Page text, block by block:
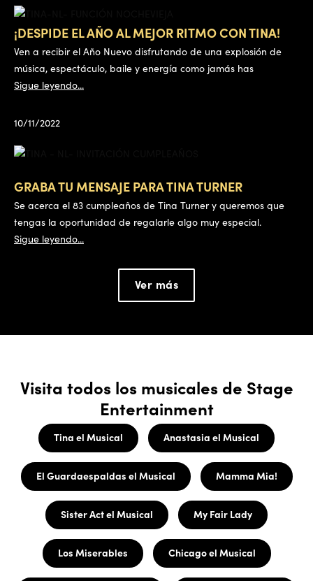
¡DESPIDE EL AÑO AL MEJOR RITMO CON TINA!
Ven a recibir el Año Nuevo disfrutando de una explosión de
música, espectáculo, baile y energía como jamás has
Sigue leyendo...
10/11/2022
GRABA TU MENSAJE PARA TINA TURNER
Se acerca el 83 cumpleaños de Tina Turner y queremos que
tengas la oportunidad de regalarle algo muy especial.
Sigue leyendo...
Ver más
Visita todos los musicales de Stage
Entertainment
Tina el Musical Anastasia el Musical
El Guardaespaldas el Musical Mamma Mia!
Sister Act el Musical My Fair Lady
Los Miserables Chicago el Musical